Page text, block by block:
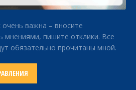
важна – вносите
мнениями, пишите отклики. Все
обязательно прочитаны мной.